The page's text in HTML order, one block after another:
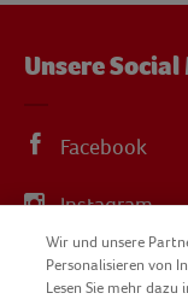
Unsere
Facebook
Instagram
YouTube
Wir und unsere
Personalisieren von
Lesen Sie mehr dazu